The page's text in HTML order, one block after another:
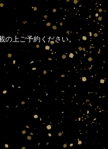
上ご予約ください。